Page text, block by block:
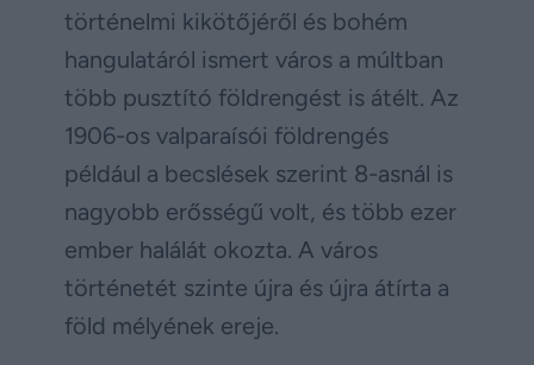
történelmi kikötőjéről és bohém
hangulatáról ismert város a múltban
több pusztító földrengést is átélt. Az
1906-os valparaísói földrengés
például a becslések szerint 8-asnál is
nagyobb erősségű volt, és több ezer
ember halálát okozta. A város
történetét szinte újra és újra átírta a
föld mélyének ereje.